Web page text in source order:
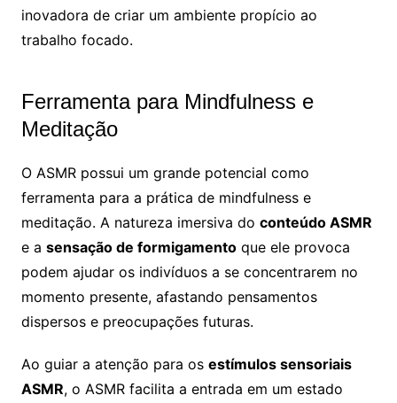
inovadora de criar um ambiente propício ao
trabalho focado.
Ferramenta para Mindfulness e
Meditação
O ASMR possui um grande potencial como
ferramenta para a prática de mindfulness e
meditação. A natureza imersiva do conteúdo ASMR
e a sensação de formigamentoque ele provoca
podem ajudar os indivíduos a se concentrarem no
momento presente, afastando pensamentos
dispersos e preocupações futuras.
Ao guiar a atenção para os estímulos sensoriais
ASMR, o ASMR facilita a entrada em um estado